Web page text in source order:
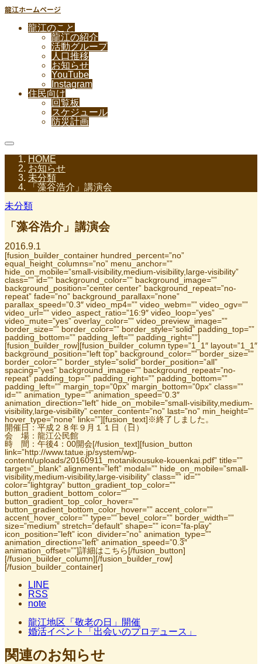
龍江ホームページ
龍江のこと
龍江の紹介
活動グループ
人口推移
お知らせ
YouTube
Instagram
住民向け
回覧板
スケジュール
防災計画
HOME
お知らせ
未分類
「藻谷浩介」講演会
未分類
「藻谷浩介」講演会
2016.9.1
[fusion_builder_container hundred_percent=”no”
equal_height_columns=”no” menu_anchor=””
hide_on_mobile=”small-visibility,medium-visibility,large-visibility”
class=”” id=”” background_color=”” background_image=””
background_position=”center center” background_repeat=”no-
repeat” fade=”no” background_parallax=”none”
parallax_speed=”0.3″ video_mp4=”” video_webm=”” video_ogv=””
video_url=”” video_aspect_ratio=”16:9″ video_loop=”yes”
video_mute=”yes” overlay_color=”” video_preview_image=””
border_size=”” border_color=”” border_style=”solid” padding_top=””
padding_bottom=”” padding_left=”” padding_right=””]
[fusion_builder_row][fusion_builder_column type=”1_1″ layout=”1_1″
background_position=”left top” background_color=”” border_size=””
border_color=”” border_style=”solid” border_position=”all”
spacing=”yes” background_image=”” background_repeat=”no-
repeat” padding_top=”” padding_right=”” padding_bottom=””
padding_left=”” margin_top=”0px” margin_bottom=”0px” class=””
id=”” animation_type=”” animation_speed=”0.3″
animation_direction=”left” hide_on_mobile=”small-visibility,medium-
visibility,large-visibility” center_content=”no” last=”no” min_height=””
hover_type=”none” link=””][fusion_text]※終了しました。
開催日：平成２８年９月１１日（日）
会 場：龍江公民館
時 間：午後4：00開会[/fusion_text][fusion_button
link=”http://www.tatue.jp/system/wp-
content/uploads/20160911_motanikousuke-kouenkai.pdf” title=””
target=”_blank” alignment=”left” modal=”” hide_on_mobile=”small-
visibility,medium-visibility,large-visibility” class=”” id=””
color=”lightgray” button_gradient_top_color=””
button_gradient_bottom_color=””
button_gradient_top_color_hover=””
button_gradient_bottom_color_hover=”” accent_color=””
accent_hover_color=”” type=”” bevel_color=”” border_width=””
size=”medium” stretch=”default” shape=”” icon=”fa-play”
icon_position=”left” icon_divider=”no” animation_type=””
animation_direction=”left” animation_speed=”0.3″
animation_offset=””]詳細はこちら[/fusion_button]
[/fusion_builder_column][/fusion_builder_row]
[/fusion_builder_container]
LINE
RSS
note
龍江地区「敬老の日」開催
婚活イベント「出会いのプロデュース」
関連のお知らせ